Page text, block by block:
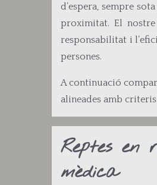
d’espera, sempre
proximitat. El
responsabilitat i
persones.
A continuació
alineades amb
Reptes en
mèdica